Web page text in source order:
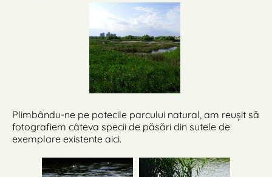
Plimbându-ne pe potecile parcului natural, am reușit să
fotografiem câteva specii de păsări din sutele de
exemplare existente aici.